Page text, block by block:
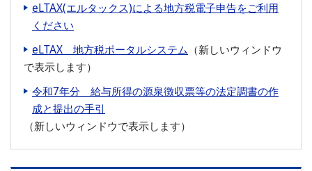
eLTAX(エルタックス)による地方税電子申告をご利用
ください
eLTAX 地方税ポータルシステム （新しいウィンドウ
で表示します）
令和7年分 給与所得の源泉徴収票等の法定調書の作
成と提出の手引
（新しいウィンドウで表示します）